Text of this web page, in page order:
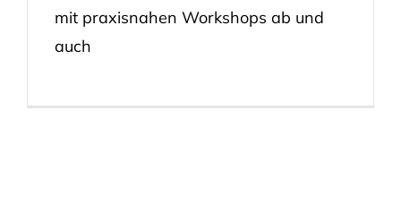
mit praxisnahen Workshops ab und
auch